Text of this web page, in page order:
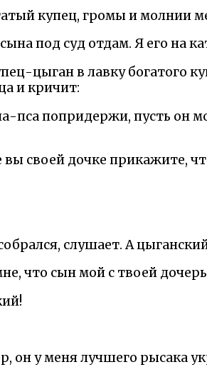
купец, громы и молнии
под суд отдам. Я его на
цыган в лавку богатого
и кричит:
пса попридержи, пусть он
своей дочке прикажите,
слушает. А
что сын мой с твоей
он у меня лучшего рысака